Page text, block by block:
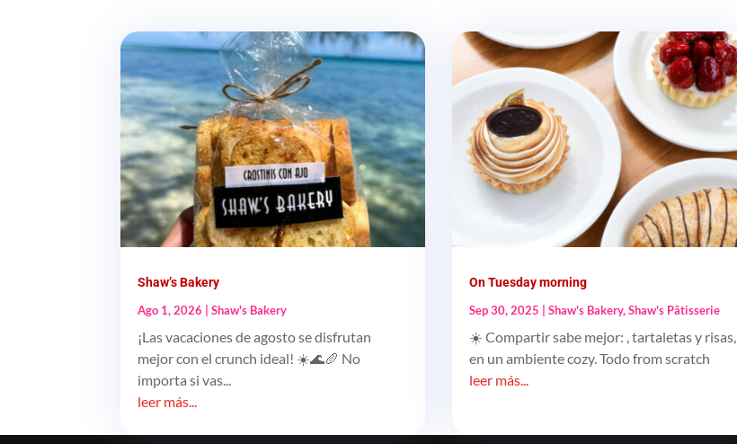
Shaw’s Bakery
Ago 1, 2026 |Shaw's Bakery
¡Las vacaciones de agosto se disfrutan
mejor con el crunch ideal! ☀️🌊🥖 No
importa si vas...
leer más...
On Tuesday morning
Sep 30, 2025
Shaw's Bakery,Shaw's Pâtisserie
☀️ Compartir sabe mejor: , tartaletas y risas,
en un ambiente cozy. Todo from scratch
leer más...